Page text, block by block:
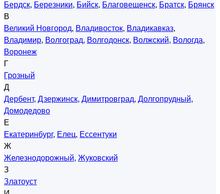
Бердск, Березники, Бийск, Благовещенск, Братск, Брянск
В
Великий Новгород, Владивосток, Владикавказ,
Владимир, Волгоград, Волгодонск, Волжский, Вологда,
Воронеж
Г
Грозный
Д
Дербент, Дзержинск, Димитровград, Долгопрудный,
Домодедово
Е
Екатеринбург, Елец, Ессентуки
Ж
Железнодорожный, Жуковский
З
Златоуст